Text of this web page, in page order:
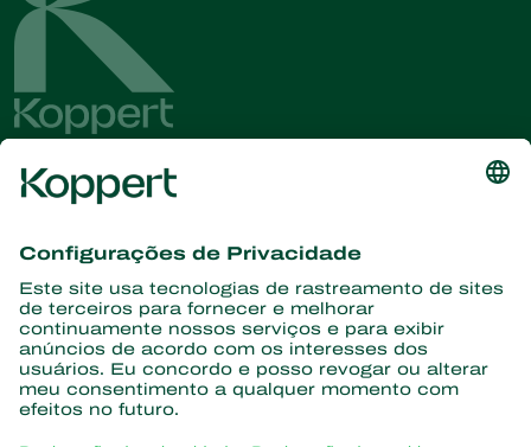
informações
Assine aqui
Parceiros com a natureza